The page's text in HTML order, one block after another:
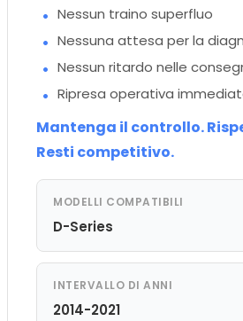
Nessun traino superfluo
Nessuna attesa per la
Nessun ritardo nelle
Ripresa operativa
Mantenga il controllo.
Resti competitivo.
MODELLI COMPATIBILI
D-Series
INTERVALLO DI ANNI
2014-2021